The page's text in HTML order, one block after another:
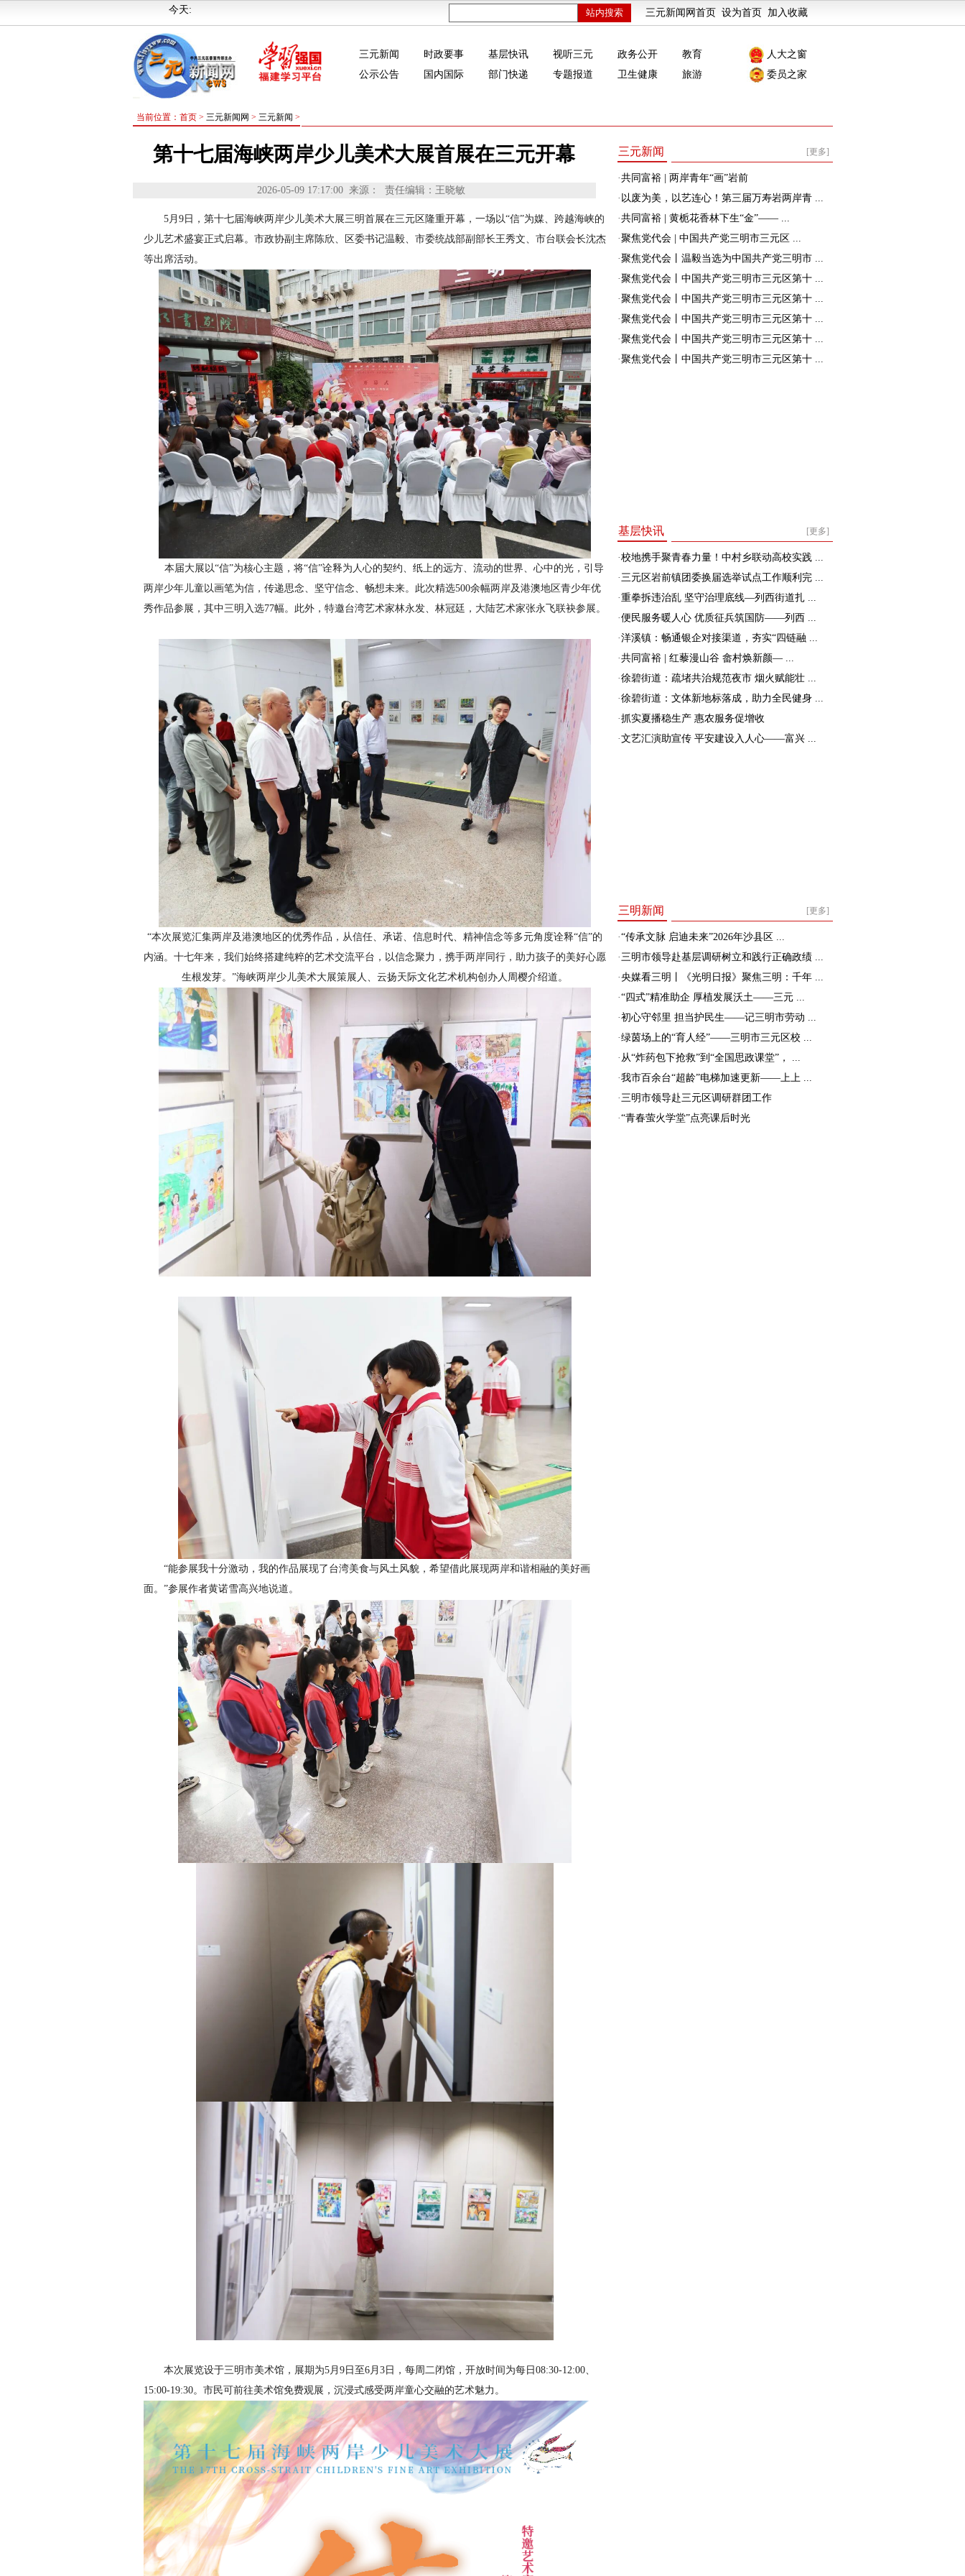
今天: 三元新闻网首页 设为首页 加入收藏
三元新闻 时政要事 基层快讯 视听三元 政务公开 教育
人大之窗
公示公告
国内国际 部门快递 专题报道 卫生健康 旅游 委员之家
当前位置：首页 > 三元新闻网 > 三元新闻 >
第十七届海峡两岸少儿美术大展首展在三元开幕
2026-05-09 17:17:00 来源： 责任编辑：王晓敏
5月9日，第十七届海峡两岸少儿美术大展三明首展在三元区隆重开幕，一场以“信”为媒、跨越海峡的
少儿艺术盛宴正式启幕。市政协副主席陈欣、区委书记温毅、市委统战部副部长王秀文、市台联会长沈杰
等出席活动。
本届大展以“信”为核心主题，将“信”诠释为人心的契约、纸上的远方、流动的世界、心中的光，引导
两岸少年儿童以画笔为信，传递思念、坚守信念、畅想未来。此次精选500余幅两岸及港澳地区青少年优
秀作品参展，其中三明入选77幅。此外，特邀台湾艺术家林永发、林冠廷，大陆艺术家张永飞联袂参展。
“本次展览汇集两岸及港澳地区的优秀作品，从信任、承诺、信息时代、精神信念等多元角度诠释“信”的
内涵。十七年来，我们始终搭建纯粹的艺术交流平台，以信念聚力，携手两岸同行，助力孩子的美好心愿
生根发芽。”海峡两岸少儿美术大展策展人、云扬天际文化艺术机构创办人周樱介绍道。
“能参展我十分激动，我的作品展现了台湾美食与风土风貌，希望借此展现两岸和谐相融的美好画
面。”参展作者黄诺雪高兴地说道。
本次展览设于三明市美术馆，展期为5月9日至6月3日，每周二闭馆，开放时间为每日08:30-12:00、
15:00-19:30。市民可前往美术馆免费观展，沉浸式感受两岸童心交融的艺术魅力。
[更多]
三元新闻
·共同富裕 | 两岸青年“画”岩前
· 以废为美，以艺连心！第三届万寿岩两岸青 ...
·共同富裕 | 黄栀花香林下生“金”—— ...
·聚焦党代会 | 中国共产党三明市三元区 ...
·聚焦党代会丨温毅当选为中国共产党三明市 ...
·聚焦党代会丨中国共产党三明市三元区第十 ...
·聚焦党代会丨中国共产党三明市三元区第十 ...
·聚焦党代会丨中国共产党三明市三元区第十 ...
·聚焦党代会丨中国共产党三明市三元区第十 ...
·聚焦党代会丨中国共产党三明市三元区第十 ...
[更多]
基层快讯
·校地携手聚青春力量！中村乡联动高校实践 ...
·三元区岩前镇团委换届选举试点工作顺利完 ...
·重拳拆违治乱 坚守治理底线—列西街道扎 ...
·便民服务暖人心 优质征兵筑国防——列西 ...
·洋溪镇：畅通银企对接渠道，夯实“四链融 ...
·共同富裕 | 红藜漫山谷 畲村焕新颜— ...
·徐碧街道：疏堵共治规范夜市 烟火赋能壮 ...
·徐碧街道：文体新地标落成，助力全民健身 ...
·抓实夏播稳生产 惠农服务促增收
·文艺汇演助宣传 平安建设入人心——富兴 ...
[更多]
三明新闻
·“传承文脉 启迪未来”2026年沙县区 ...
·三明市领导赴基层调研树立和践行正确政绩 ...
·央媒看三明丨《光明日报》聚焦三明：千年 ...
·“四式”精准助企 厚植发展沃土——三元 ...
·初心守邻里 担当护民生——记三明市劳动 ...
·绿茵场上的“育人经”——三明市三元区校 ...
· 从“炸药包下抢救”到“全国思政课堂”， ...
·我市百余台“超龄”电梯加速更新——上上 ...
·三明市领导赴三元区调研群团工作
·“青春萤火学堂”点亮课后时光